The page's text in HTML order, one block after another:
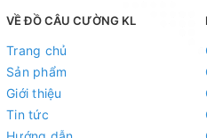
VỀ ĐỒ CÂU CƯỜNG KL
Trang chủ
Sản phẩm
Giới thiệu
Tin tức